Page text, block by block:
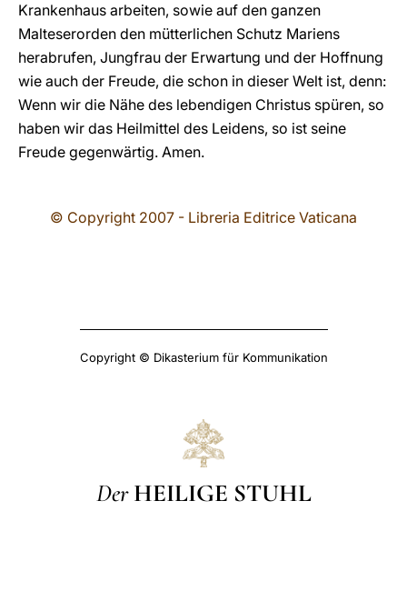
Krankenhaus arbeiten, sowie auf den ganzen
Malteserorden den mütterlichen Schutz Mariens
herabrufen, Jungfrau der Erwartung und der Hoffnung
wie auch der Freude, die schon in dieser Welt ist, denn:
Wenn wir die Nähe des lebendigen Christus spüren, so
haben wir das Heilmittel des Leidens, so ist seine
Freude gegenwärtig. Amen.
© Copyright 2007 - Libreria Editrice Vaticana
Copyright © Dikasterium für Kommunikation
Der HEILIGE STUHL